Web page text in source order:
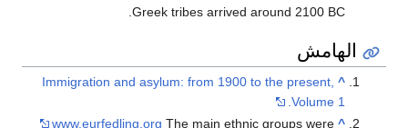
Greek tribes arrived around 2100 BC.
الهامش
^
Immigration and asylum: from 1900 to the present,
Volume 1.
^
www.eurfedling.org The main ethnic groups were